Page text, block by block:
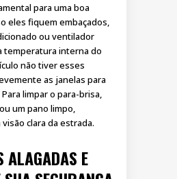
para uma boa
eles fiquem embaçados,
ou ventilador
temperatura interna do
não tiver esses
as janelas para
limpar o para-brisa,
um pano limpo,
clara da estrada.
ALAGADAS E